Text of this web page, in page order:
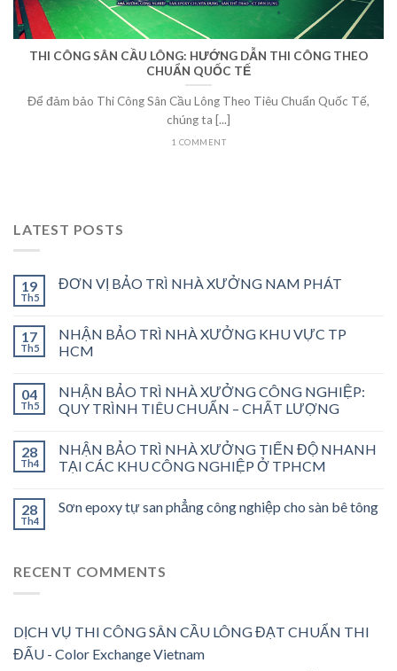
THI CÔNG SÂN CẦU LÔNG: HƯỚNG DẪN THI CÔNG THEO
CHUẨN QUỐC TẾ
Để đảm bảo Thi Công Sân Cầu Lông Theo Tiêu Chuẩn Quốc Tế,
chúng ta [...]
1 COMMENT
LATEST POSTS
19
Th5
ĐƠN VỊ BẢO TRÌ NHÀ XƯỞNG NAM PHÁT
17
Th5
NHẬN BẢO TRÌ NHÀ XƯỞNG KHU VỰC TP
HCM
04
Th5
NHẬN BẢO TRÌ NHÀ XƯỞNG CÔNG NGHIỆP:
QUY TRÌNH TIÊU CHUẨN – CHẤT LƯỢNG
28
Th4
NHẬN BẢO TRÌ NHÀ XƯỞNG TIẾN ĐỘ NHANH
TẠI CÁC KHU CÔNG NGHIỆP Ở TPHCM
28
Th4
Sơn epoxy tự san phẳng công nghiệp cho sàn bê tông
RECENT COMMENTS
DỊCH VỤ THI CÔNG SÂN CẦU LÔNG ĐẠT CHUẨN THI
ĐẤU - Color Exchange Vietnam